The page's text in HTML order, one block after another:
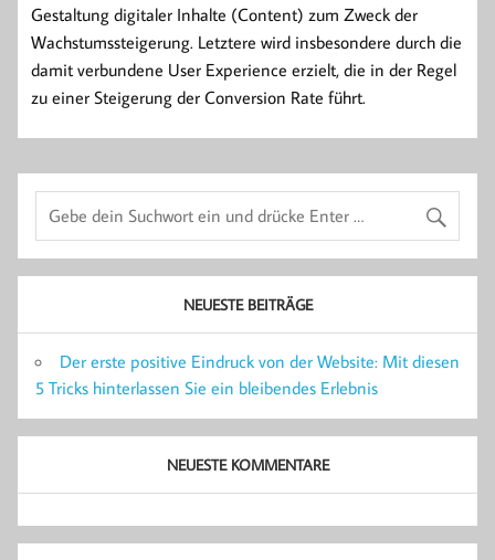
Gestaltung digitaler Inhalte (Content) zum Zweck der
Wachstumssteigerung. Letztere wird insbesondere durch die
damit verbundene User Experience erzielt, die in der Regel
zu einer Steigerung der Conversion Rate führt.
NEUESTE BEITRÄGE
Der erste positive Eindruck von der Website: Mit diesen
5 Tricks hinterlassen Sie ein bleibendes Erlebnis
NEUESTE KOMMENTARE